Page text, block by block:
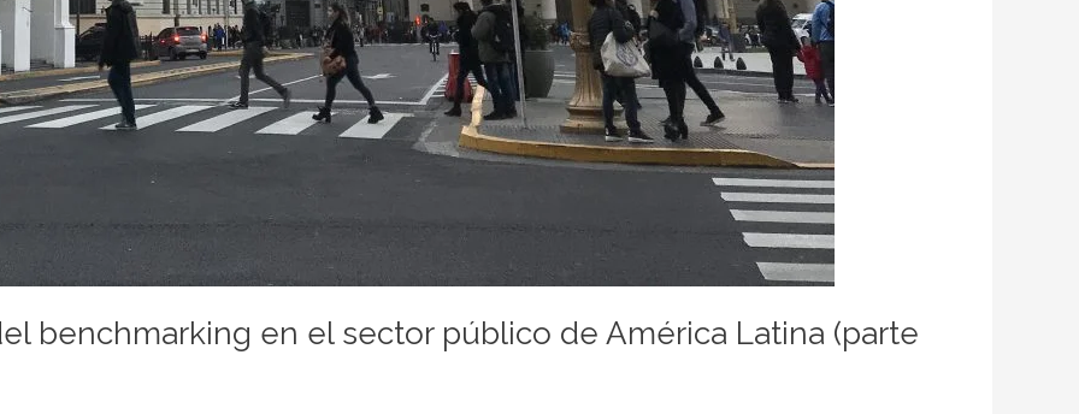
benchmarking en el sector público de América Latina (parte